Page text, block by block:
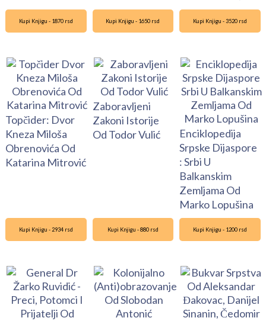
Kupi Knjigu - 1870 rsd
Topčider: Dvor
Kneza Miloša
Obrenovića Od
Katarina Mitrović
Kupi Knjigu - 1650 rsd
Zaboravljeni
Zakoni Istorije
Od Todor Vulić
Kupi Knjigu - 3520 rsd
Enciklopedija
Srpske Dijaspore
: Srbi U
Balkanskim
Zemljama Od
Marko Lopušina
Kupi Knjigu - 2934 rsd Kupi Knjigu - 880 rsd Kupi Knjigu - 1200 rsd